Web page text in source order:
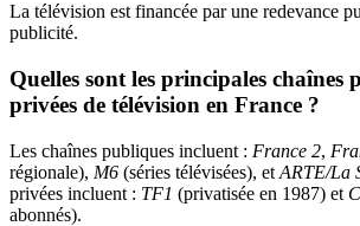
La télévision est financée par une redevance
publicité.
Quelles sont les principales chaînes
privées de télévision en France ?
Les chaînes publiques incluent : France 2,
régionale), M6 (séries télévisées), et ARTE/La
privées incluent : TF1 (privatisée en 1987) et
abonnés).